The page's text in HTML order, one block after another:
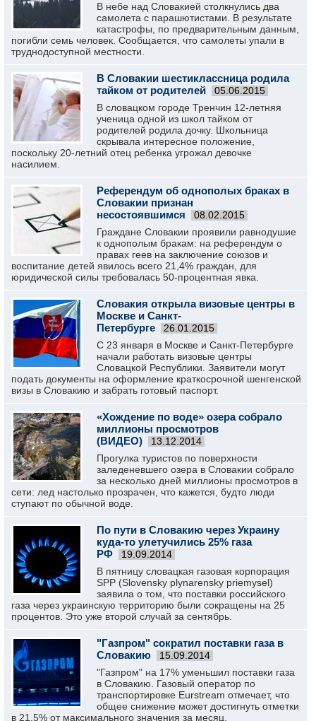
В небе над Словакией столкнулись два
самолета с парашютистами. В результате
катастрофы, по предварительным данным,
погибли семь человек. Сообщается, что самолеты упали в
труднодоступной местности.
В Словакии шестиклассница родила
тайком от родителей
05.06.2015
В словацком городе Тренчин 12-летняя
ученица одной из школ тайком от
родителей родила дочку. Школьница
скрывала интересное положение,
поскольку 20-летний отец ребенка угрожал девочке
насилием.
Референдум об однополых браках в
Словакии признан
несостоявшимся
08.02.2015
Граждане Словакии проявили равнодушие
к однополым бракам: на референдум о
правах геев на заключение союзов и
воспитание детей явилось всего 21,4% граждан, для
юридической силы требовалась 50-процентная явка.
Словакия открыла визовые центры в
Москве и Санкт-
Петербурге
26.01.2015
С 23 января в Москве и Санкт-Петербурге
начали работать визовые центры
Словацкой Республики. Заявители могут
подать документы на оформление краткосрочной шенгенской
визы в Словакию и забрать готовый паспорт.
«Хождение по воде» озера собрало
миллионы просмотров
(ВИДЕО)
13.12.2014
Прогулка туристов по поверхности
заледеневшего озера в Словакии собрало
за несколько дней миллионы просмотров в
сети: лед настолько прозрачен, что кажется, будто люди
ступают по обычной воде.
По пути в Словакию через Украину
куда-то улетучились 25% газа
РФ
19.09.2014
В пятницу словацкая газовая корпорация
SPP (Slovensky plynarensky priemysel)
заявила о том, что поставки российского
газа через украинскую территорию были сокращены на 25
процентов. Это уже второй случай за сентябрь.
"Газпром" сократил поставки газа в
Словакию
15.09.2014
"Газпром" на 17% уменьшил поставки газа
в Словакию. Газовый оператор по
транспортировке Eurstream отмечает, что
общее снижение может достигнуть отметки
в 21,5% от максимального значения за месяц.